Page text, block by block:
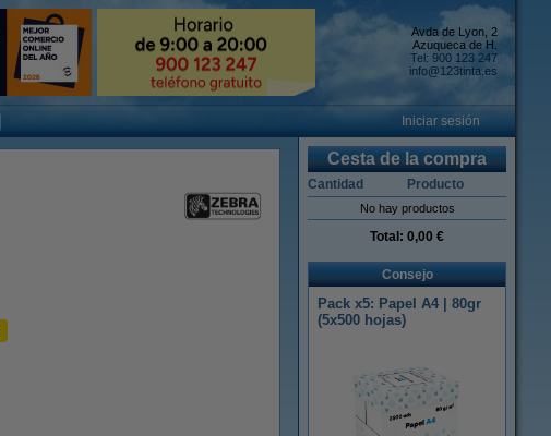
Avda de Lyon, 2
Azuqueca de H.
Tel: 900 123 247
info@123tinta.es
Iniciar sesión
Cesta de la compra
Cantidad Producto
No hay productos
Total: 0,00 €
Consejo
Pack x5: Papel A4 | 80gr
(5x500 hojas)